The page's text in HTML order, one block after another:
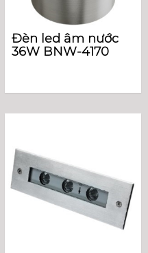
Đèn led âm nước
36W BNW-4170